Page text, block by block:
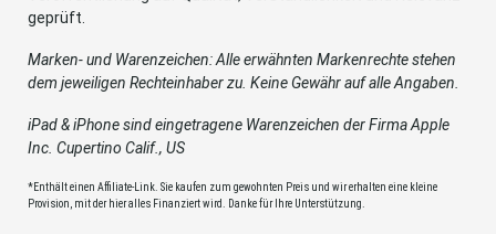
geprüft.
Marken- und Warenzeichen: Alle erwähnten Markenrechte stehen
dem jeweiligen Rechteinhaber zu. Keine Gewähr auf alle Angaben.
iPad & iPhone sind eingetragene Warenzeichen der Firma Apple
Inc. Cupertino Calif., US
*Enthält einen Affiliate-Link. Sie kaufen zum gewohnten Preis und wir erhalten eine kleine
Provision, mit der hier alles Finanziert wird. Danke für Ihre Unterstützung.